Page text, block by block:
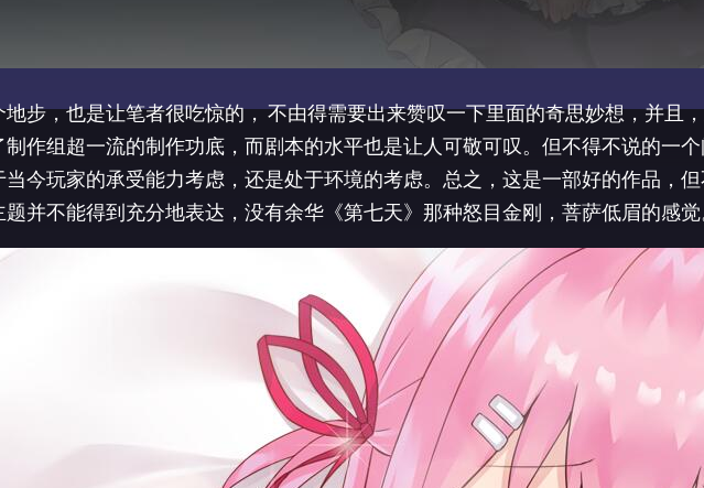
步，也是让笔者很吃惊的， 不由得需要出来赞叹一下里面的奇思妙想，并且
作组超一流的制作功底，而剧本的水平也是让人可敬可叹。但不得不说的一
今玩家的承受能力考虑，还是处于环境的考虑。总之，这是一部好的作品，
并不能得到充分地表达，没有余华《第七天》那种怒目金刚，菩萨低眉的感觉